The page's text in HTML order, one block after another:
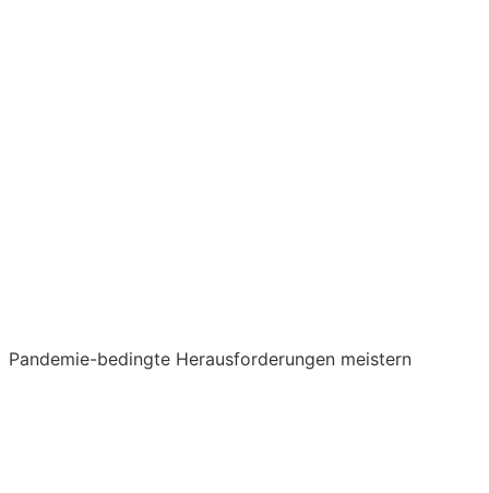
Pandemie-bedingte Herausforderungen meistern